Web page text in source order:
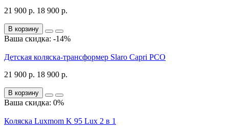
21 900 р. 18 900 р.
В корзину
Ваша скидка: -14%
Детская коляска-трансформер Slaro Capri PCO
21 900 р. 18 900 р.
В корзину
Ваша скидка: 0%
Коляска Luxmom K 95 Lux 2 в 1